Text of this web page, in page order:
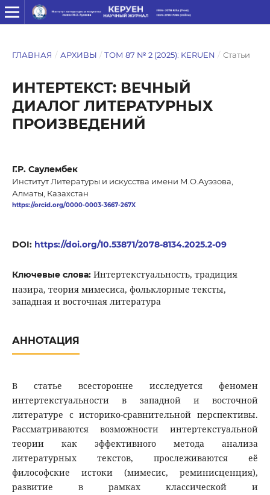
ГЛАВНАЯ / АРХИВЫ / ТОМ 87 № 2 (2025): KERUEN / Статьи
ИНТЕРТЕКСТ: ВЕЧНЫЙ
ДИАЛОГ ЛИТЕРАТУРНЫХ
ПРОИЗВЕДЕНИЙ
Г.Р. Саулембек
Институт Литературы и искусства имени М.О.Ауэзова,
Алматы, Казахстан
https://orcid.org/0000-0003-3667-267X
DOI: https://doi.org/10.53871/2078-8134.2025.2-09
Ключевые слова: Интертекстуальность, традиция
назира, теория мимесиса, фольклорные тексты,
западная и восточная литература
АННОТАЦИЯ
В статье всесторонне исследуется феномен
интертекстуальности в западной и восточной
литературе с историко-сравнительной перспективы.
Рассматриваются возможности интертекстуальной
теории как эффективного метода анализа
литературных текстов, прослеживаются её
философские истоки (мимесис, реминисценция),
развитие в рамках классической и